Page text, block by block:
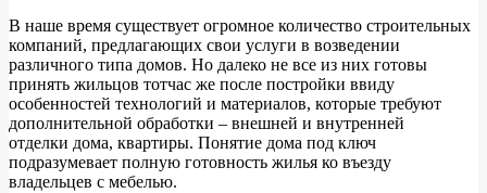
В наше время существует огромное количество строительных
компаний, предлагающих свои услуги в возведении
различного типа домов. Но далеко не все из них готовы
принять жильцов тотчас же после постройки ввиду
особенностей технологий и материалов, которые требуют
дополнительной обработки – внешней и внутренней
отделки дома, квартиры. Понятие дома под ключ
подразумевает полную готовность жилья ко въезду
владельцев с мебелью.